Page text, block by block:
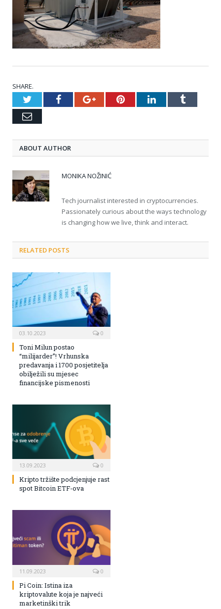
SHARE.
TwitterFacebookGoogle+PinterestLinkedInTumblr
Email
ABOUT AUTHOR
MONIKA NOŽINIĆ
Tech journalist interested in cryptocurrencies.
Passionately curious about the ways technology
is changing how we live, think and interact.
RELATED POSTS
03.10.2023 0
Toni Milun postao
“milijarder”! Vrhunska
predavanja i 1700 posjetitelja
obilježili su mjesec
financijske pismenosti
13.09.2023 0
Kripto tržište podcjenjuje rast
spot Bitcoin ETF-ova
11.09.2023 0
Pi Coin: Istina iza
kriptovalute koja je najveći
marketinški trik